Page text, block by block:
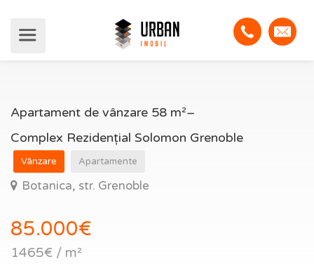
Apartament de vânzare 58 m²–
Complex Rezidențial Solomon Grenoble
Vânzare Apartamente
Botanica, str. Grenoble
85.000€
1465€ / m²